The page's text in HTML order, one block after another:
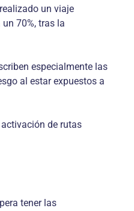
un viaje
70%, tras la
especialmente las
al estar expuestos a
de rutas
tener las